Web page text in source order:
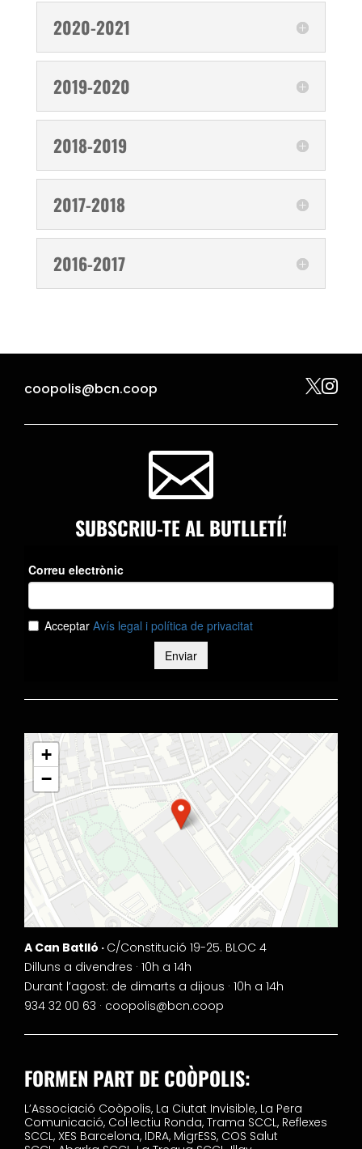
2020-2021
2019-2020
2018-2019
2017-2018
2016-2017
coopolis@bcn.coop 
+
−
A Can Batlló · C/Constitució 19-25. BLOC 4
Dilluns a divendres · 10h a 14h
Durant l’agost: de dimarts a dijous · 10h a 14h
934 32 00 63 · coopolis@bcn.coop

SUBSCRIU-TE AL BUTLLETÍ!
FORMEN PART DE COÒPOLIS:
L’Associació Coòpolis, La Ciutat Invisible, La Pera
Comunicació, Col·lectiu Ronda, Trama SCCL, Reflexes
SCCL, XES Barcelona, IDRA, MigrESS, COS Salut